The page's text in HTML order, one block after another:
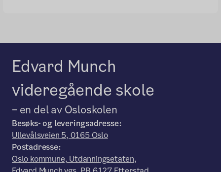
Edvard Munch
videregående skole
– en del av Osloskolen
Besøks- og leveringsadresse:
Ullevålsveien 5, 0165 Oslo
Postadresse:
Oslo kommune, Utdanningsetaten,